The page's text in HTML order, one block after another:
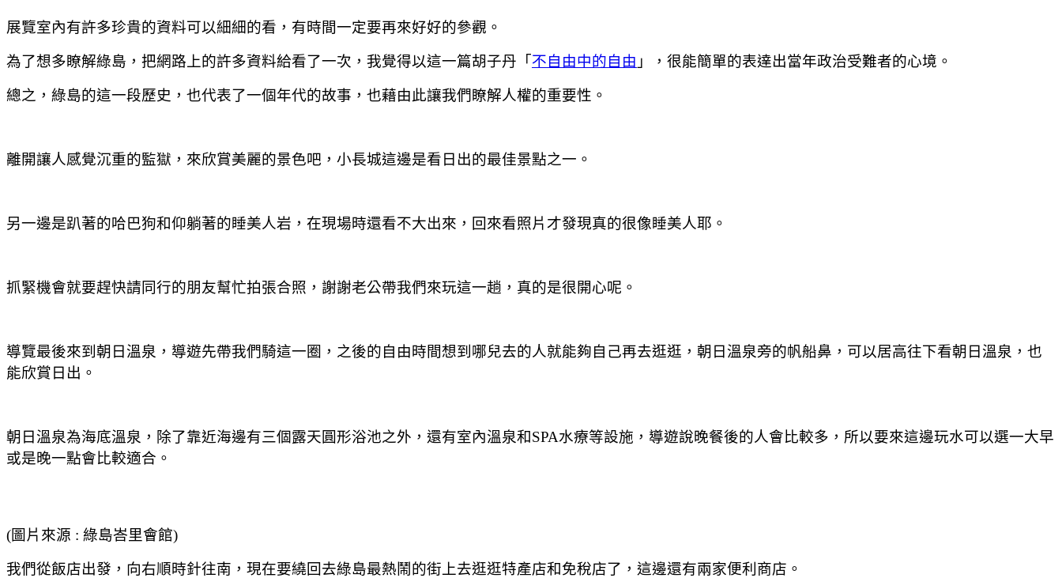
展覽室內有許多珍貴的資料可以細細的看，有時間一定要再來好好的參觀。
為了想多瞭解綠島，把網路上的許多資料給看了一次，我覺得以這一篇胡子丹「不自由中的自由 」，很能簡單的表達出當年政治受難者的心境。
總之，綠島的這一段歷史，也代表了一個年代的故事，也藉由此讓我們瞭解人權的重要性。
離開讓人感覺沉重的監獄，來欣賞美麗的景色吧，小長城這邊是看日出的最佳景點之一。
另一邊是趴著的哈巴狗和仰躺著的睡美人岩，在現場時還看不大出來，回來看照片才發現真的很像睡美人耶。
抓緊機會就要趕快請同行的朋友幫忙拍張合照，謝謝老公帶我們來玩這一趟，真的是很開心呢。
導覽最後來到朝日溫泉，導遊先帶我們騎這一圈，之後的自由時間想到哪兒去的人就能夠自己再去逛逛，朝日溫泉旁的帆船鼻，可以居高往下看朝日溫泉，也
能欣賞日出。
朝日溫泉為海底溫泉，除了靠近海邊有三個露天圓形浴池之外，還有室內溫泉和SPA水療等設施，導遊說晚餐後的人會比較多，所以要來這邊玩水可以選一大早
或是晚一點會比較適合。
(圖片來源 : 綠島峇里會館)
我們從飯店出發，向右順時針往南，現在要繞回去綠島最熱鬧的街上去逛逛特產店和免稅店了，這邊還有兩家便利商店。